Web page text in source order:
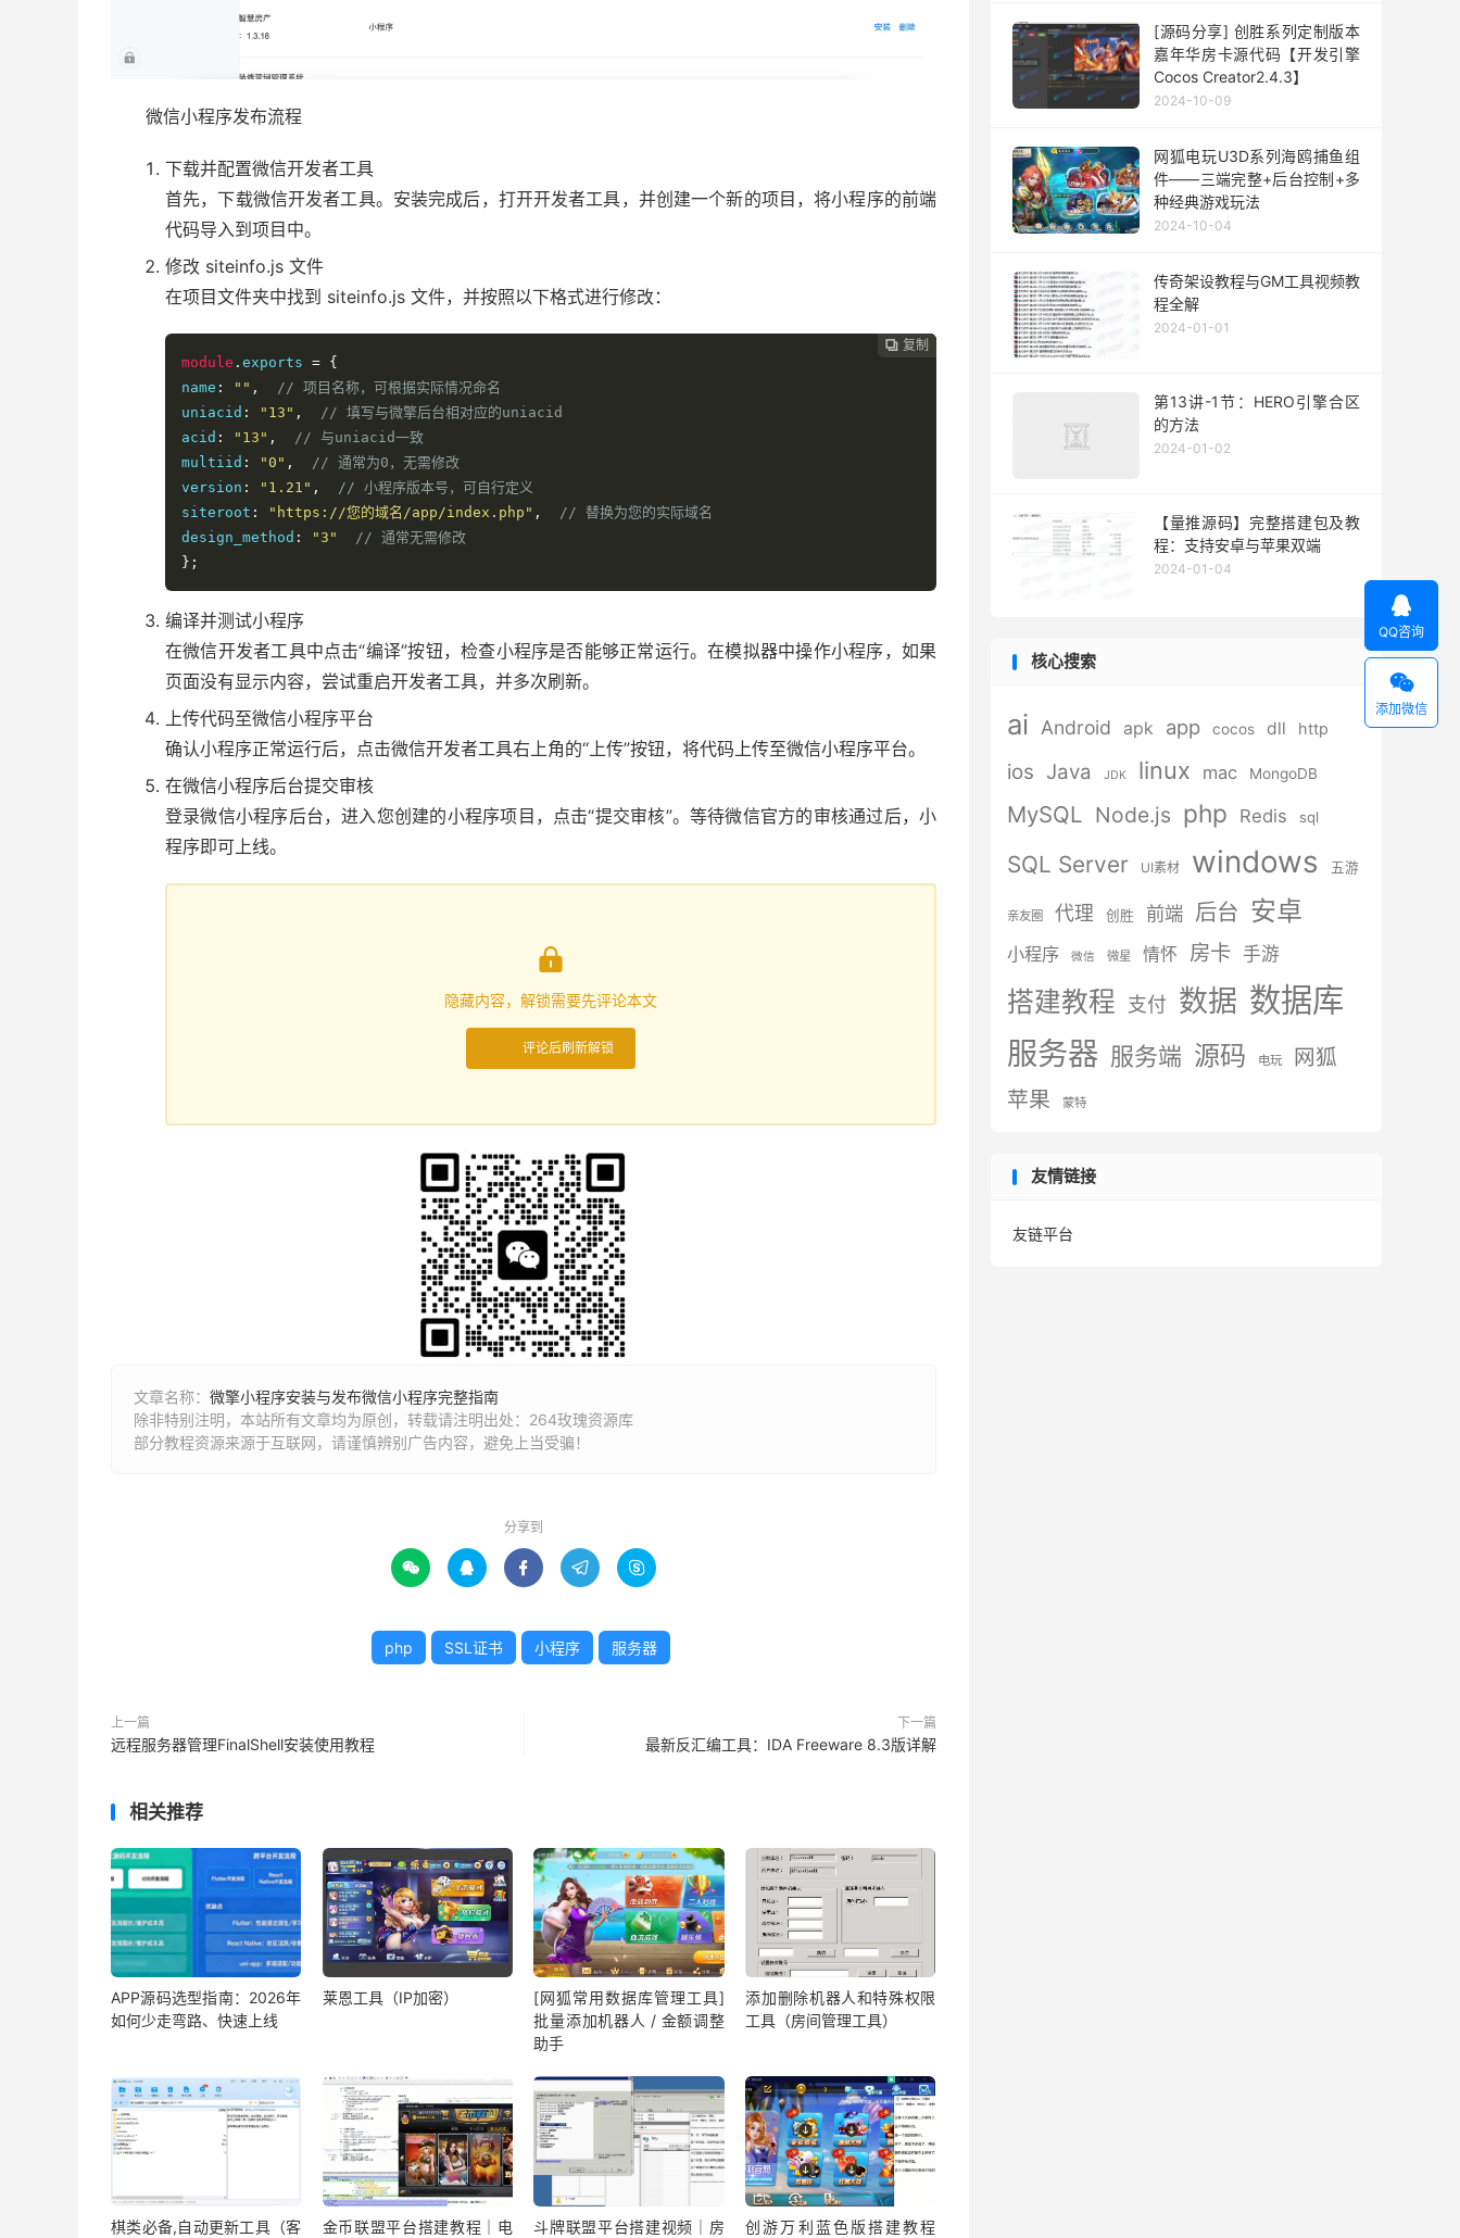
微信小程序发布流程
下载并配置微信开发者工具
首先，下载微信开发者工具。安装完成后，打开开发者工具，并创建一个新的项目，将小程序的前端
代码导入到项目中。
修改 siteinfo.js 文件
在项目文件夹中找到 siteinfo.js 文件，并按照以下格式进行修改：
 复制
 复制
 复制
module . exports = {
name : "" ,
// 项目名称，可根据实际情况命名
uniacid : "13" ,
// 填写与微擎后台相对应的uniacid
acid : "13" ,
// 与uniacid一致
multiid : "0" ,
// 通常为0，无需修改
version : "1.21" ,
// 小程序版本号，可自行定义
siteroot : "https://您的域名/app/index.php" ,
// 替换为您的实际域名
design_method : "3"
// 通常无需修改
};
编译并测试小程序
在微信开发者工具中点击“编译”按钮，检查小程序是否能够正常运行。在模拟器中操作小程序，如果
页面没有显示内容，尝试重启开发者工具，并多次刷新。
上传代码至微信小程序平台
确认小程序正常运行后，点击微信开发者工具右上角的“上传”按钮，将代码上传至微信小程序平台。
在微信小程序后台提交审核
登录微信小程序后台，进入您创建的小程序项目，点击“提交审核”。等待微信官方的审核通过后，小
程序即可上线。

隐藏内容，解锁需要先评论本文
评论后刷新解锁
文章名称： 微擎小程序安装与发布微信小程序完整指南
除非特别注明，本站所有文章均为原创，转载请注明出处：264玫瑰资源库
部分教程资源来源于互联网，请谨慎辨别广告内容，避免上当受骗！
分享到
    
php SSL证书 小程序 服务器
上一篇
远程服务器管理FinalShell安装使用教程
下一篇
最新反汇编工具：IDA Freeware 8.3版详解
相关推荐
APP源码选型指南：2026年
如何少走弯路、快速上线
莱恩工具（IP加密）
[网狐常用数据库管理工具]
批量添加机器人 / 金额调整
助手
添加删除机器人和特殊权限
工具（房间管理工具）
棋类必备,自动更新工具（客 金币联盟平台搭建教程｜电 斗牌联盟平台搭建视频｜房 创游万利蓝色版搭建教程
[源码分享] 创胜系列定制版本
嘉年华房卡源代码【开发引擎
Cocos Creator2.4.3】
2024-10-09
网狐电玩U3D系列海鸥捕鱼组
件——三端完整+后台控制+多
种经典游戏玩法
2024-10-04
传奇架设教程与GM工具视频教
程全解
2024-01-01
第13讲-1节：HERO引擎合区
的方法
2024-01-02
【量推源码】完整搭建包及教
程：支持安卓与苹果双端
2024-01-04
核心搜索
ai Android apk app cocos dll http
ios Java JDK linux mac MongoDB
MySQL Node.js php Redis sql
SQL Server UI素材 windows 五游
亲友圈 代理 创胜 前端 后台 安卓
小程序 微信 微星 情怀 房卡 手游
搭建教程 支付 数据 数据库
服务器 服务端 源码 电玩
网狐
苹果
蒙特
友情链接
友链平台

QQ咨询

添加微信